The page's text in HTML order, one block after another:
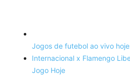
Jogos de futebol ao vivo
Internacional x Flamengo
Jogo Hoje